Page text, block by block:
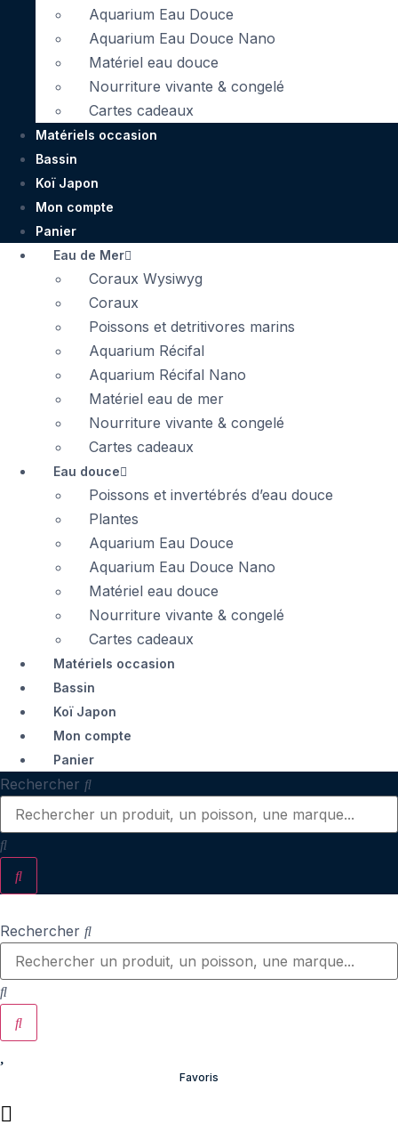
Aquarium Eau Douce
Aquarium Eau Douce Nano
Matériel eau douce
Nourriture vivante & congelé
Cartes cadeaux
Matériels occasion
Bassin
Koï Japon
Mon compte
Panier
Eau de Mer
Coraux Wysiwyg
Coraux
Poissons et detritivores marins
Aquarium Récifal
Aquarium Récifal Nano
Matériel eau de mer
Nourriture vivante & congelé
Cartes cadeaux
Eau douce
Poissons et invertébrés d’eau douce
Plantes
Aquarium Eau Douce
Aquarium Eau Douce Nano
Matériel eau douce
Nourriture vivante & congelé
Cartes cadeaux
Matériels occasion
Bassin
Koï Japon
Mon compte
Panier
Rechercher
Rechercher
Favoris